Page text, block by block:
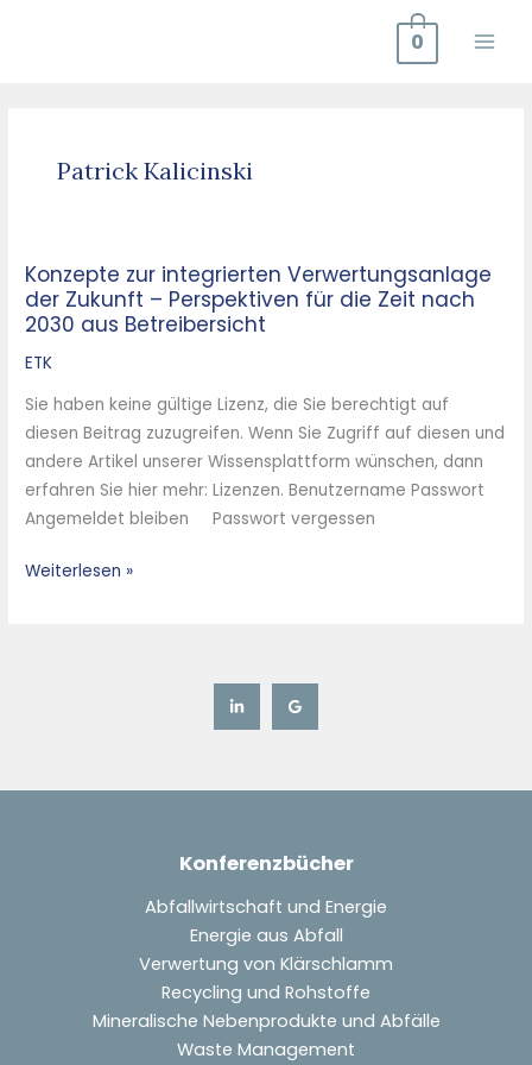
0
Patrick Kalicinski
Konzepte zur integrierten Verwertungsanlage
der Zukunft – Perspektiven für die Zeit nach
2030 aus Betreibersicht
ETK
Sie haben keine gültige Lizenz, die Sie berechtigt auf
diesen Beitrag zuzugreifen. Wenn Sie Zugriff auf diesen und
andere Artikel unserer Wissensplattform wünschen, dann
erfahren Sie hier mehr: Lizenzen. Benutzername Passwort
Angemeldet bleiben Passwort vergessen
Konzepte
zur
integrierten
Verwertungsanlage
Zukunft
–
Perspektiven
für
die
Zeit
Weiterlesen »
Konferenzbücher
Abfallwirtschaft und Energie
Energie aus Abfall
Verwertung von Klärschlamm
Recycling und Rohstoffe
Mineralische Nebenprodukte und Abfälle
Waste Management